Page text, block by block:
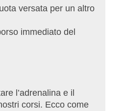
versata per un altro
immediato del
l’adrenalina e il
corsi. Ecco come